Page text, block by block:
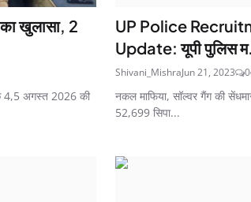
खुलासा, 2
4,5 अगस्त 2026 की
UP Police
Update: यूपी पुलिस
Shivani_MishraJun 21, 2023 0
नकल माफिया, सॉल्वर गैंग की
52,699 सिपा...